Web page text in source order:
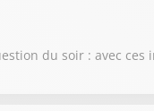
du soir : avec